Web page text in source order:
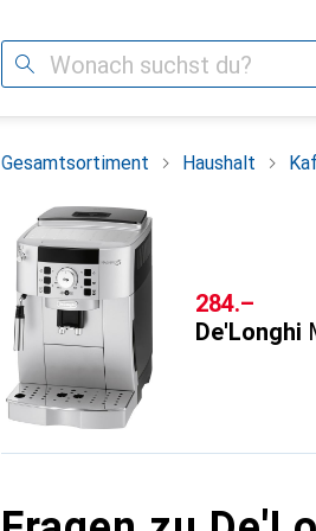
Suche
Gesamtsortiment Haushalt
CHF
284.–
De'Longhi